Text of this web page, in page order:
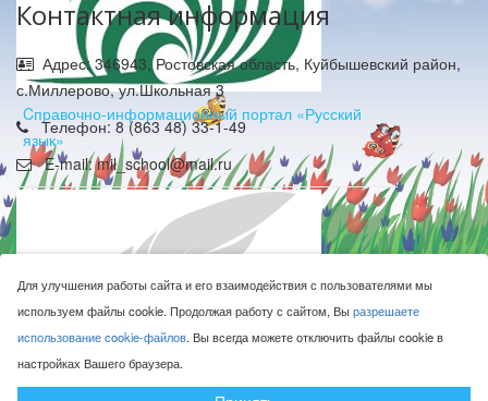
Cправочно-информационный портал «Русский
язык»
Контактная информация
Адрес: 346943, Ростовская область, Куйбышевский район,
с.Миллерово, ул.Школьная 3
Телефон: 8 (863 48) 33-1-49
E-mail: mil_school@mail.ru
МБОУ Миллеровская СОШ имени Жоры Ковалевского © 2016-
2026
Сделано с ❤ в
Для улучшения работы сайта и его взаимодействия с пользователями мы
используем файлы cookie. Продолжая работу с сайтом, Выразрешаете
использование cookie-файлов. Вы всегда можете отключить файлы cookie в
настройках Вашего браузера.